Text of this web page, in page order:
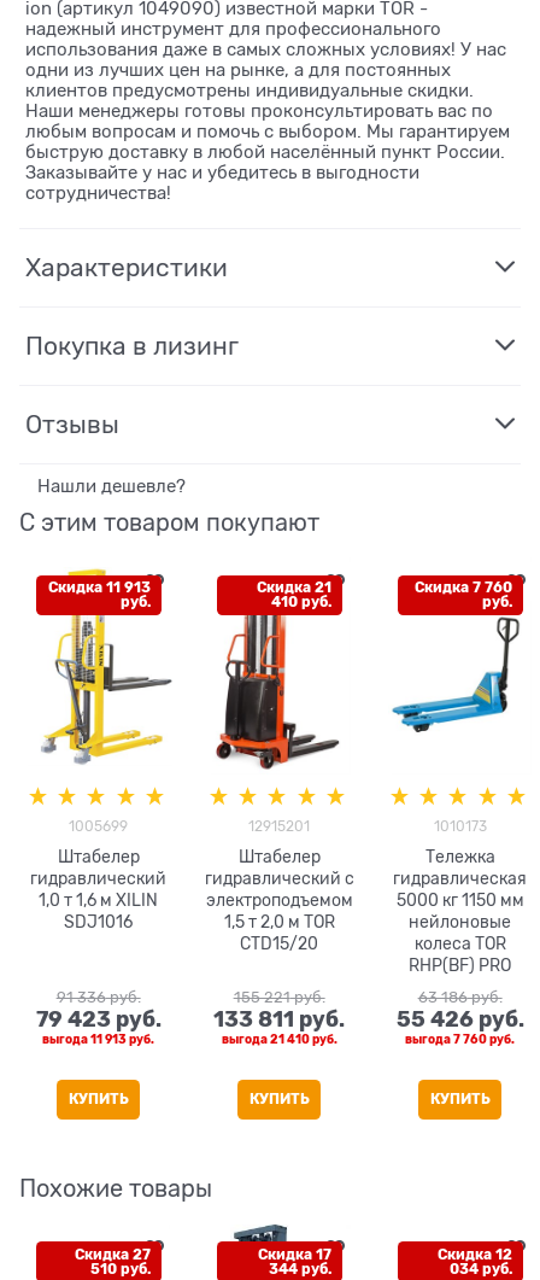
ion (артикул 1049090) известной марки TOR -
надежный инструмент для профессионального
использования даже в самых сложных условиях! У нас
одни из лучших цен на рынке, а для постоянных
клиентов предусмотрены индивидуальные скидки.
Наши менеджеры готовы проконсультировать вас по
любым вопросам и помочь с выбором. Мы гарантируем
быструю доставку в любой населённый пункт России.
Заказывайте у нас и убедитесь в выгодности
сотрудничества!
Характеристики
Покупка в лизинг
Отзывы
Нашли дешевле?
С этим товаром покупают
Скидка 11 913
руб.
1005699
Штабелер
гидравлический
1,0 т 1,6 м XILIN
SDJ1016
91 336 руб.
79 423 руб.
выгода11 913 руб.
КУПИТЬ
Скидка 21
410 руб.
12915201
Штабелер
гидравлический с
электроподъемом
1,5 т 2,0 м TOR
CTD15/20
155 221 руб.
133 811 руб.
выгода21 410 руб.
КУПИТЬ
Скидка 7 760
руб.
1010173
Тележка
гидравлическая
5000 кг 1150 мм
нейлоновые
колеса TOR
RHP(BF) PRO
63 186 руб.
55 426 руб.
выгода7 760 руб.
КУПИТЬ
Похожие товары
Скидка 27
510 руб.
Скидка 17
344 руб.
Скидка 12
034 руб.